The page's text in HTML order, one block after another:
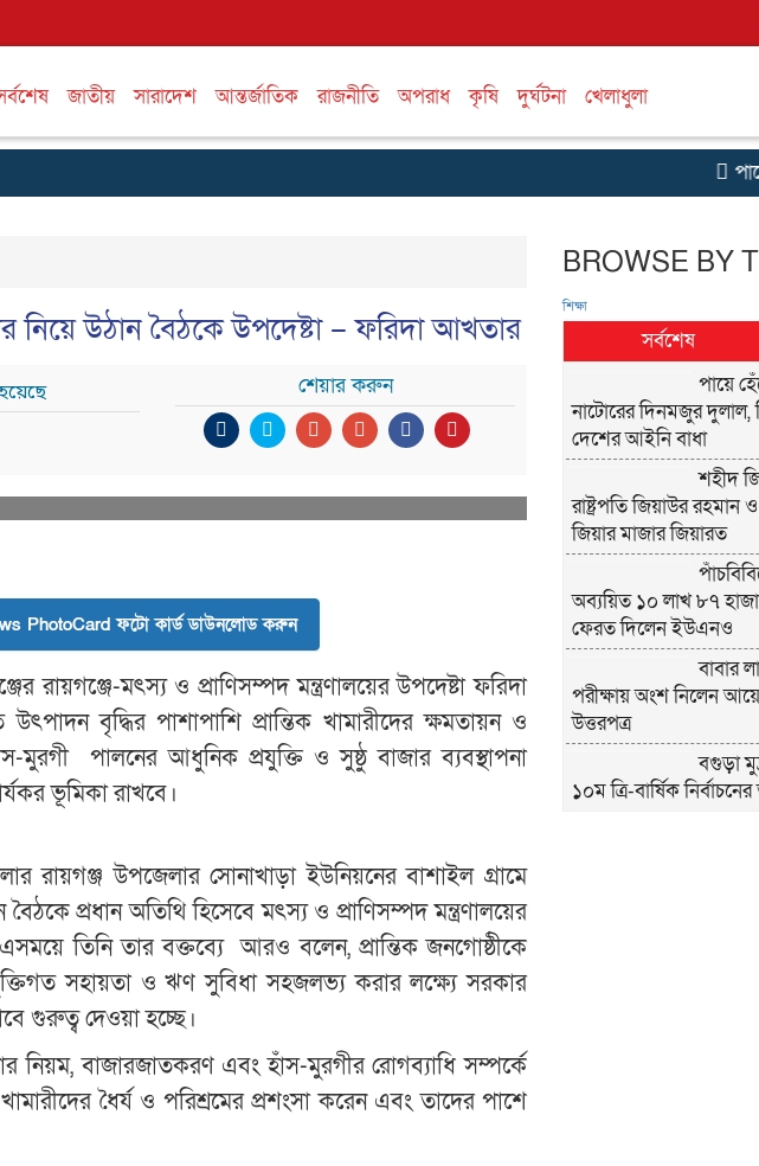
জাতীয় সারাদেশ আন্তর্জাতিক রাজনীতি অপরাধ কৃষি দুর্ঘটনা খেলাধুলা
নিয়ে উঠান বৈঠকে উপদেষ্টা – ফরিদা আখতার
শেয়ার করুন
PhotoCard ফটো কার্ড ডাউনলোড করুন
রায়গঞ্জে-মৎস্য ও প্রাণিসম্পদ মন্ত্রণালয়ের উপদেষ্টা ফরিদা
বৃদ্ধির পাশাপাশি প্রান্তিক খামারীদের ক্ষমতায়ন ও
মুরগী পালনের আধুনিক প্রযুক্তি ও সুষ্ঠু বাজার ব্যবস্থাপনা
ভূমিকা রাখবে।
রায়গঞ্জ উপজেলার সোনাখাড়া ইউনিয়নের বাশাইল গ্রামে
বৈঠকে প্রধান অতিথি হিসেবে মৎস্য ও প্রাণিসম্পদ মন্ত্রণালয়ের
তিনি তার বক্তব্যে আরও বলেন, প্রান্তিক জনগোষ্ঠীকে
সহায়তা ও ঋণ সুবিধা সহজলভ্য করার লক্ষ্যে সরকার
গুরুত্ব দেওয়া হচ্ছে।
নিয়ম, বাজারজাতকরণ এবং হাঁস-মুরগীর রোগব্যাধি সম্পর্কে
ধৈর্য ও পরিশ্রমের প্রশংসা করেন এবং তাদের পাশে
BROWSE BY
শিক্ষা
সর্বশেষ
পায়ে
নাটোরের দিনমজুর দুলাল,
দেশের আইনি বাধা
শহীদ
রাষ্ট্রপতি জিয়াউর রহমান
জিয়ার মাজার জিয়ারত
অব্যয়িত ১০ লাখ ৮৭
ফেরত দিলেন ইউএনও
বাবার
পরীক্ষায় অংশ নিলেন
উত্তরপত্র
বগুড়া
১০ম ত্রি-বার্ষিক